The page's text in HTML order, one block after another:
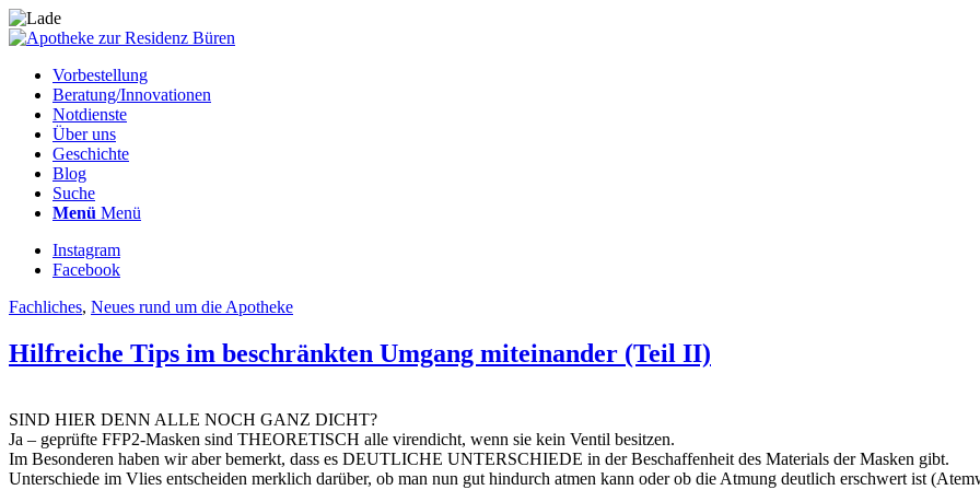
Vorbestellung
Beratung/Innovationen
Notdienste
Über uns
Geschichte
Blog
Suche
Menü Menü
Instagram
Facebook
Fachliches, Neues rund um die Apotheke
Hilfreiche Tips im beschränkten Umgang miteinander (Teil II)
SIND HIER DENN ALLE NOCH GANZ DICHT?
Ja – geprüfte FFP2-Masken sind THEORETISCH alle virendicht, wenn sie kein Ventil besitzen.
Im Besonderen haben wir aber bemerkt, dass es DEUTLICHE UNTERSCHIEDE in der Beschaffenheit des Materials der Masken gibt.
Unterschiede im Vlies entscheiden merklich darüber, ob man nun gut hindurch atmen kann oder ob die Atmung deutlich erschwert ist